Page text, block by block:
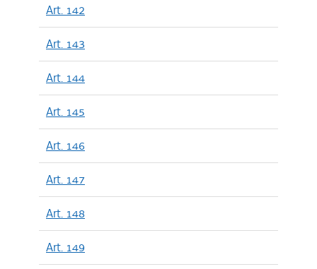
Art. 142
Art. 143
Art. 144
Art. 145
Art. 146
Art. 147
Art. 148
Art. 149